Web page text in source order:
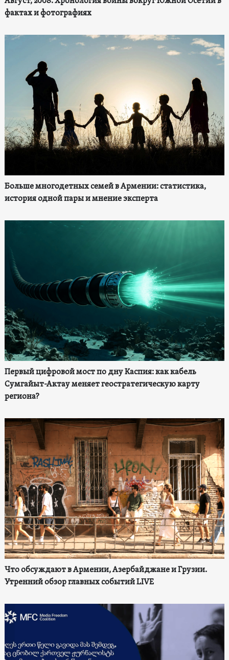
фактах и фотографиях
Больше многодетных семей в Армении: статистика,
история одной пары и мнение эксперта
Первый цифровой мост по дну Каспия: как кабель
Сумгайыт-Актау меняет геостратегическую карту
региона?
Что обсуждают в Армении, Азербайджане и Грузии.
Утренний обзор главных событий LIVE